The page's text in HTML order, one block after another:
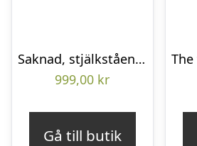
Saknad, stjälkstående bukett
999,00 kr
Gå till butik